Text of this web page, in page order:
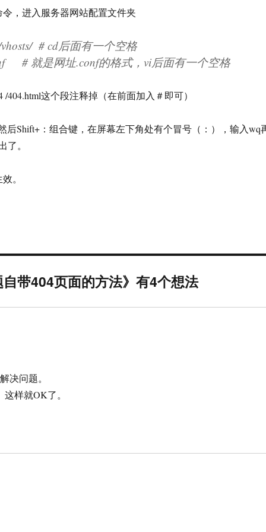
，进入服务器网站配置文件夹
# cd后面有一个空格
# 就是网址.conf的格式，vi后面有一个空格
/404.html这个段注释掉（在前面加入＃即可）
后Shift+：组合键，在屏幕左下角处有个冒号（：），输入wq
了。
。
带404页面的方法》有4个想法
决问题。
样就OK了。